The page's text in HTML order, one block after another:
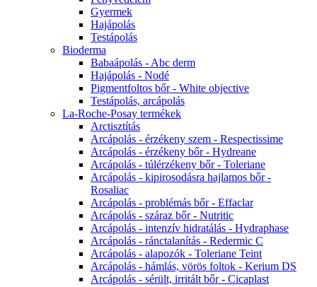
Gyermek
Hajápolás
Testápolás
Bioderma
Babaápolás - Abc derm
Hajápolás - Nodé
Pigmentfoltos bőr - White objective
Testápolás, arcápolás
La-Roche-Posay termékek
Arctisztítás
Arcápolás - érzékeny szem - Respectissime
Arcápolás - érzékeny bőr - Hydreane
Arcápolás - túlérzékeny bőr - Toleriane
Arcápolás - kipirosodásra hajlamos bőr -
Rosaliac
Arcápolás - problémás bőr - Effaclar
Arcápolás - száraz bőr - Nutritic
Arcápolás - intenzív hidratálás - Hydraphase
Arcápolás - ránctalanítás - Redermic C
Arcápolás - alapozók - Toleriane Teint
Arcápolás - hámlás, vörös foltok - Kerium DS
Arcápolás - sérült, irritált bőr - Cicaplast